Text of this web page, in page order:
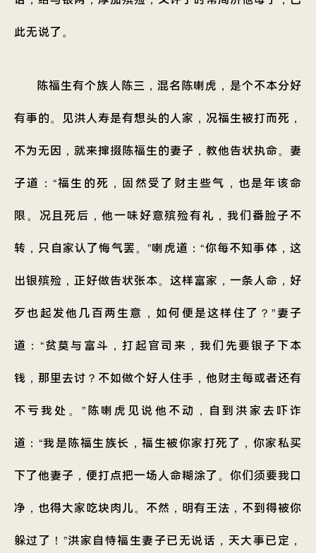
此无说了。
陈福生有个族人陈三，混名陈喇虎，是个不本分好
有事的。见洪人寿是有想头的人家，况福生被打而死，
不为无因，就来撺掇陈福生的妻子，教他告状执命。妻
子道：“福生的死，固然受了财主些气，也是年该命
限。况且死后，他一味好意殡殓有礼，我们番脸子不
转，只自家认了悔气罢。”喇虎道：“你每不知事体，这
出银殡殓，正好做告状张本。这样富家，一条人命，好
歹也起发他几百两生意，如何便是这样住了？”妻子
道：“贫莫与富斗，打起官司来，我们先要银子下本
钱，那里去讨？不如做个好人住手，他财主每或者还有
不亏我处。”陈喇虎见说他不动，自到洪家去吓诈
道：“我是陈福生族长，福生被你家打死了，你家私买
下了他妻子，便打点把一场人命糊涂了。你们须要我口
净，也得大家吃块肉儿。不然，明有王法，不到得被你
躲过了！”洪家自恃福生妻子已无说话，天大事已定，